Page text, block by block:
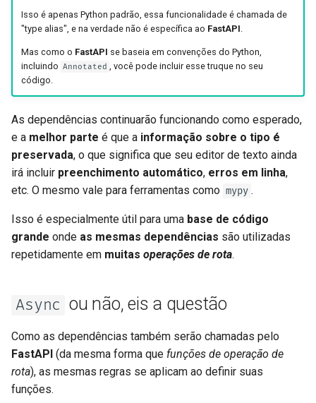
Isso é apenas Python padrão, essa funcionalidade é chamada de
"type alias", e na verdade não é específica ao FastAPI.
Mas como o FastAPI se baseia em convenções do Python,
incluindo Annotated
, você pode incluir esse truque no seu
código. 😎
As dependências continuarão funcionando como esperado,
e a melhor parte é que a informação sobre o tipo é
preservada, o que significa que seu editor de texto ainda
irá incluir preenchimento automático, erros em linha,
etc. O mesmo vale para ferramentas como mypy .
Isso é especialmente útil para uma base de código
grande onde as mesmas dependências são utilizadas
repetidamente em muitas operações de rota.
Async ou não, eis a questão
Como as dependências também serão chamadas pelo
FastAPI (da mesma forma que funções de operação de
rota), as mesmas regras se aplicam ao definir suas
funções.